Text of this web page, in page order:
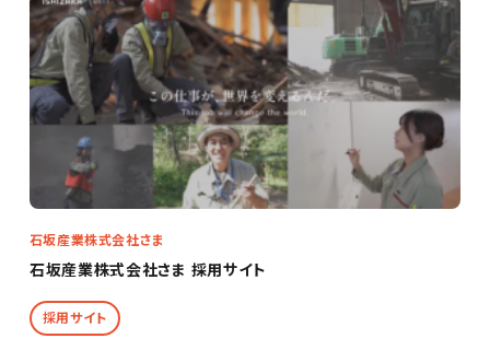
石坂産業株式会社さま
石坂産業株式会社さま 採用サイト
採用サイト